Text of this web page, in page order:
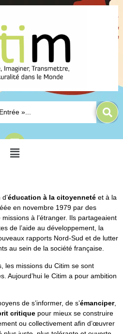
éducation à la citoyenneté et à la
en novembre 1979 par des
à l’étranger. Ils partageaient
de l’aide au développement, la
rapports Nord-Sud et de lutter
au sein de la société française.
les missions du Citim se sont
Aujourd’hui le Citim a pour ambition
de s’informer, de s’émanciper,
critique pour mieux se construire
ou collectivement aﬁn d’œuvrer